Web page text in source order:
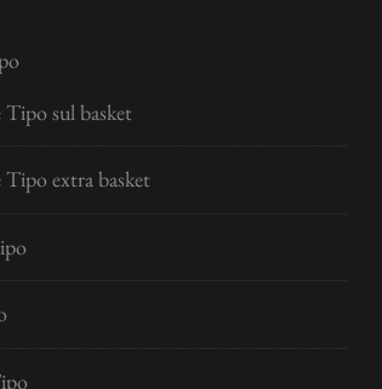
sul basket
extra basket